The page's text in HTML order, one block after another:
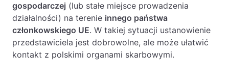
gospodarczej (lub stałe miejsce prowadzenia
działalności) na terenie innego państwa
członkowskiego UE. W takiej sytuacji ustanowienie
przedstawiciela jest dobrowolne, ale może ułatwić
kontakt z polskimi organami skarbowymi.